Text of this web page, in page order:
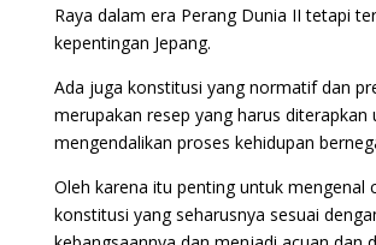
Raya dalam era Perang Dunia II tetapi
kepentingan Jepang.
Ada juga konstitusi yang normatif dan
merupakan resep yang harus diterapkan
mengendalikan proses kehidupan
Oleh karena itu penting untuk mengenal
konstitusi yang seharusnya sesuai